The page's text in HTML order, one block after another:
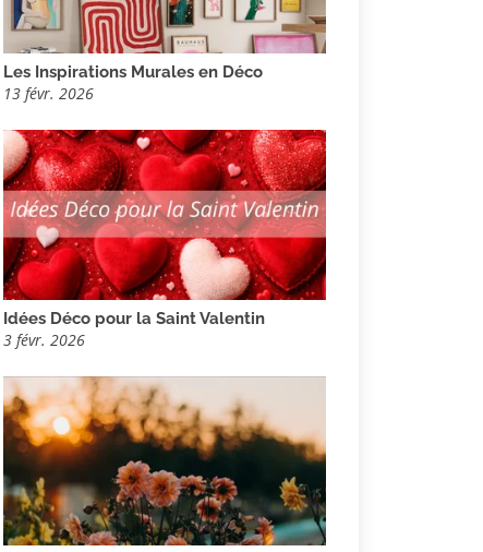
Les Inspirations Murales en Déco
13 févr. 2026
Idées Déco pour la Saint Valentin
3 févr. 2026